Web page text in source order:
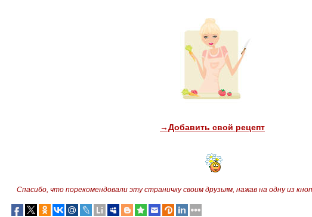
→Добавить свой рецепт
Спасибо, что порекомендовали эту страничку своим друзьям, нажав на одну из